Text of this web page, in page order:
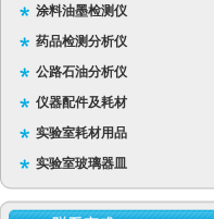
涂料油墨检测仪
药品检测分析仪
公路石油分析仪
仪器配件及耗材
实验室耗材用品
实验室玻璃器皿